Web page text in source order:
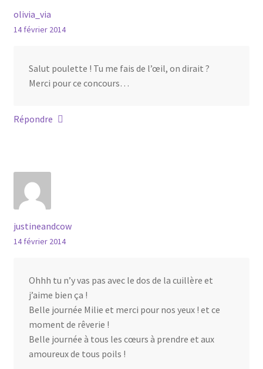
olivia_via
14 février 2014
Salut poulette ! Tu me fais de l’œil, on dirait ?
Merci pour ce concours…
Répondre
justineandcow
14 février 2014
Ohhh tu n’y vas pas avec le dos de la cuillère et
j’aime bien ça !
Belle journée Milie et merci pour nos yeux ! et ce
moment de rêverie !
Belle journée à tous les cœurs à prendre et aux
amoureux de tous poils !